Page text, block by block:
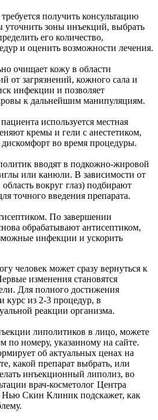
получить консультацию
уточнить зоны инъекций, выбрать
его количество,
и оценить возможности лечения.
очищает кожу в области
от загрязнений, кожного сала и
инфекции и позволяет
к дальнейшим манипуляциям.
используется местная
кремы и гели с анестетиком,
во время процедуры.
вводят в подкожно-жировой
или канюли. В зависимости от
вокруг глаз) подбирают
точного введения препарата.
По завершении
обрабатывают антисептиком,
инфекции и ускорить
человек может сразу вернуться к
изменения становятся
Для полного достижения
курс из 2-3 процедур, в
реакции организма.
липолитиков в лицо, можете
по номеру, указанному на сайте.
об актуальных ценах на
какой препарат выбрать, или
инъекционный липолиз, во
врач-косметолог Центра
Нью Скин Клиник подскажет, как